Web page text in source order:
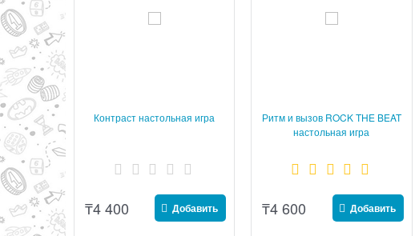
Контраст настольная игра
₸4 400 Добавить
Ритм и вызов ROCK THE BEAT
настольная игра
₸4 600 Добавить